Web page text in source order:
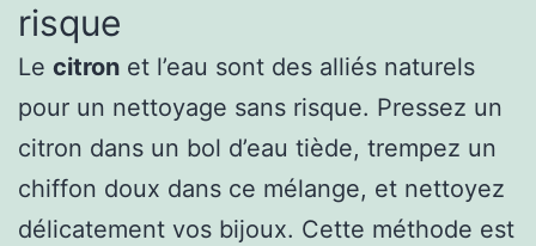
risque
Le citron et l’eau sont des alliés naturels
pour un nettoyage sans risque. Pressez un
citron dans un bol d’eau tiède, trempez un
chiffon doux dans ce mélange, et nettoyez
délicatement vos bijoux. Cette méthode est